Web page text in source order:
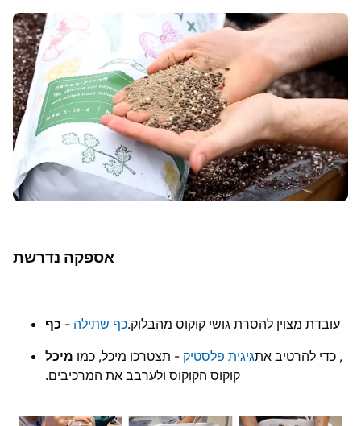
אספקה נדרשת
כף - כף שתילהעובדת מצוין להסרת גושי קוקוס מהבלוק.
מיכל - תצטרכו מיכל, כמו גיגית פלסטיק, כדי להרטיב את
קוקוס הקוקוס ולערבב את המרכיבים.